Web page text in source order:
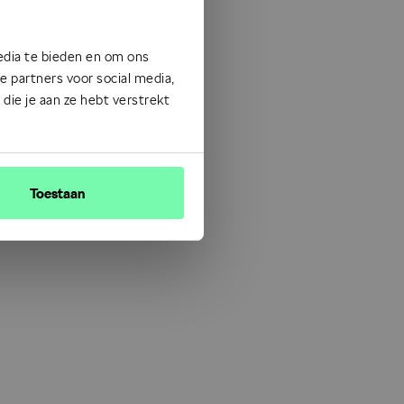
te bieden en om ons
partners voor social media,
je aan ze hebt verstrekt
Toestaan